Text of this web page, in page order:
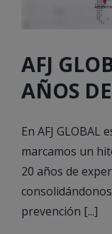
AFJ
AÑOS
En AFJ GLOBAL
marcamos un
20 años de
prevención [...]